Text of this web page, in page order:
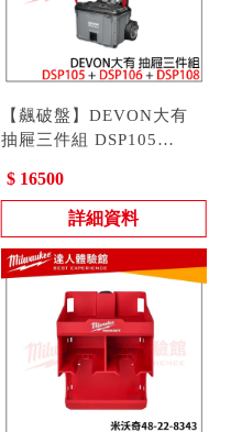
【飆破盤】DEVON大有
抽屜三件組 DSP105
抽 三抽 收納 工程 推車
DSP108 | DSP302
$ 16500
詳細資料